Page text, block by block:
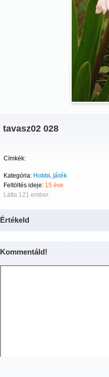
tavasz02 028
Címkék:
Kategória: Hobbi, játék
Feltöltés ideje: 15 éve
Látta 121 ember.
Értékeld
Kommentáld!